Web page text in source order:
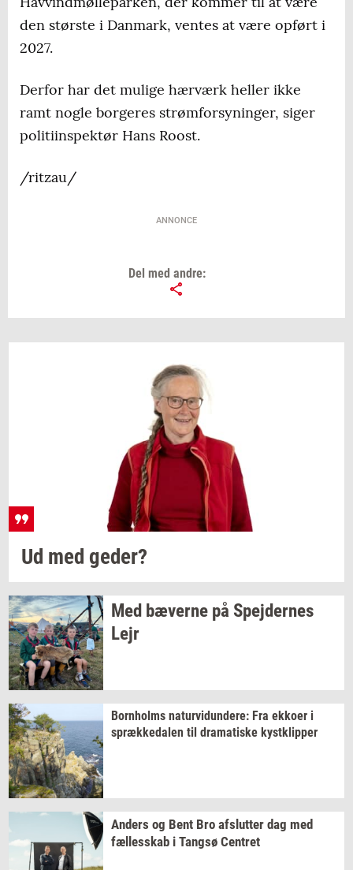
den største i Danmark, ventes at være opført i
2027.
Derfor har det mulige hærværk heller ikke
ramt nogle borgeres strømforsyninger, siger
politiinspektør Hans Roost.
/ritzau/
ANNONCE
Del med andre:
Ud med geder?
Med bæ­ver­ne på Spej­der­nes
Lejr
Born­holms na­tur­vi­dun­de­re: Fra ek­ko­er i
spræk­ke­da­len til dra­ma­ti­ske kyst­klip­per
An­ders og Bent Bro af­slut­ter dag med
fæl­les­skab i Tangsø Cen­tret